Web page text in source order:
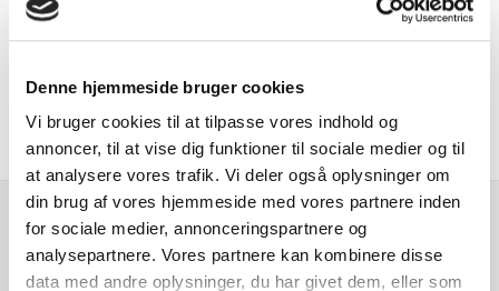
Denne hjemmeside bruger cookies
Vi bruger cookies til at tilpasse vores indhold og
annoncer, til at vise dig funktioner til sociale medier og til
at analysere vores trafik. Vi deler også oplysninger om
din brug af vores hjemmeside med vores partnere inden
for sociale medier, annonceringspartnere og
analysepartnere. Vores partnere kan kombinere disse
data med andre oplysninger, du har givet dem, eller som
auto, Aut. lysstyring, Aut. nedblændeligt bakspejl,
Automatgear, Automatisk fjernlys, Bakkamera,
instrumentering, El indst. førersæde m. memory,
Elektrisk bagklap, El-foldbare spejle m. varme, El-
håndbremse, Elruder for/bag, Fartpilot adaptiv,
Klimaanlæg 2-zoner, Kørecomputer,
Kørselsprogramvælger , Multifunktions-læderrat ,
Musikstreaming via bluetooth, Navigation, Nøglefri
døre, Nøglefri start, Parkeringssensor for/bag, Radio,
Ratvarme, Regnsensor, Servo, Sædevarme for/bag,
Automatgear
Automatisk fjernlys
Automatisk nødbremsesystem
Bakkamera
Økonomi
Er du interesseret i
denne bil?